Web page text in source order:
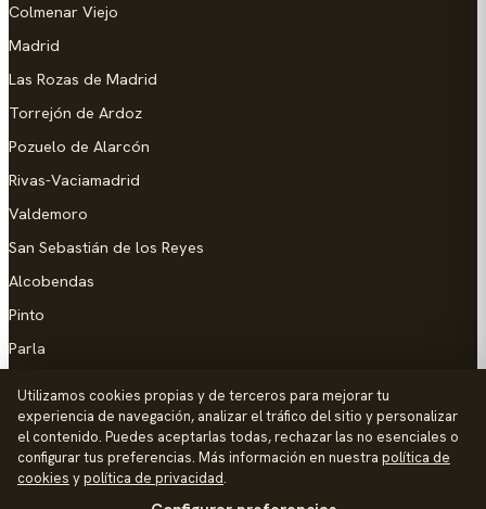
Colmenar Viejo
Madrid
Las Rozas de Madrid
Torrejón de Ardoz
Pozuelo de Alarcón
Rivas-Vaciamadrid
Valdemoro
San Sebastián de los Reyes
Alcobendas
Pinto
Parla
AYUDA
Añadir empresa
Utilizamos cookies propias y de terceros para mejorar tu
experiencia de navegación, analizar el tráfico del sitio y personalizar
el contenido. Puedes aceptarlas todas, rechazar las no esenciales o
configurar tus preferencias. Más información en nuestra política de
cookies ypolítica de privacidad.